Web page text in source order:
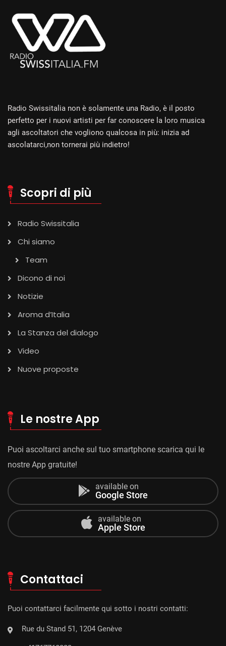
Radio Swissitalia non è solamente una Radio, è il posto
perfetto per i nuovi artisti per far conoscere la loro musica
agli ascoltatori che vogliono qualcosa in più: inizia ad
ascolatarci,non tornerai più indietro!
Scopri di più
Radio Swissitalia
Chi siamo
Team
Dicono di noi
Notizie
Aroma d’Italia
La Stanza del dialogo
Video
Nuove proposte
Le nostre App
Puoi ascoltarci anche sul tuo smartphone scarica qui le
nostre App gratuite!
available on
Google Store
available on
Apple Store
Contattaci
Puoi contattarci facilmente qui sotto i nostri contatti:
Rue du Stand 51, 1204 Genève